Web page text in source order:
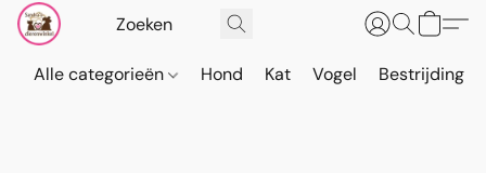
Alle categorieën Hond Kat Vogel Bestrijding